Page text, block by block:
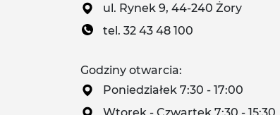
ul. Rynek 9, 44-240 Żory
tel. 32 43 48 100
Godziny otwarcia:
Poniedziałek 7:30 - 17:00
Wtorek - Czwartek 7:30 - 15:30